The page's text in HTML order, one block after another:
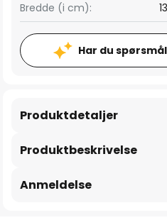
Bredde (i cm): 13
Har du
Produktbeskrivelse
Produktdetaljer
Anmeldelse